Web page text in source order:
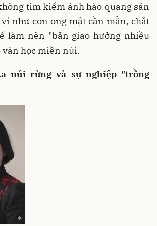
tìm kiếm ánh hào quang sân
như con ong mật cần mẫn, chắt
làm nên "bản giao hưởng nhiều
văn học miền núi.
núi rừng và sự nghiệp "trồng